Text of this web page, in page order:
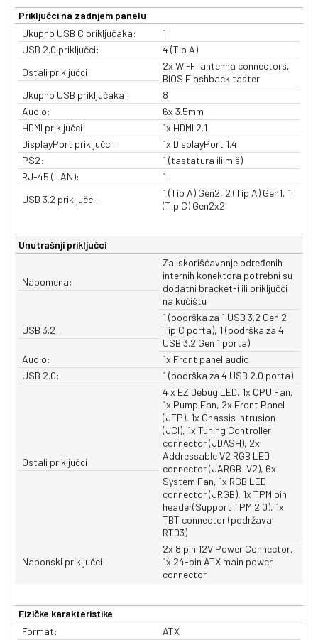
Priključci na zadnjem panelu
Ukupno USB C priključaka:
1
USB 2.0 priključci:
4 (Tip A)
Ostali priključci:
2x Wi-Fi antenna connectors,
BIOS Flashback taster
Ukupno USB priključaka:
8
Audio:
6x 3.5mm
HDMI priključci:
1x HDMI 2.1
DisplayPort priključci:
1x DisplayPort 1.4
PS2:
1 (tastatura ili miš)
RJ-45 (LAN):
1
USB 3.2 priključci:
1 (Tip A) Gen2, 2 (Tip A) Gen1, 1
(Tip C) Gen2x2
Unutrašnji priključci
Napomena:
Za iskorišćavanje određenih
internih konektora potrebni su
dodatni bracket-i ili priključci
na kućištu
USB 3.2:
1 (podrška za 1 USB 3.2 Gen 2
Tip C porta), 1 (podrška za 4
USB 3.2 Gen 1 porta)
Audio:
1x Front panel audio
USB 2.0:
1 (podrška za 4 USB 2.0 porta)
Ostali priključci:
4 x EZ Debug LED, 1x CPU Fan,
1x Pump Fan, 2x Front Panel
(JFP), 1x Chassis Intrusion
(JCI), 1x Tuning Controller
connector (JDASH), 2x
Addressable V2 RGB LED
connector (JARGB_V2), 6x
System Fan, 1x RGB LED
connector (JRGB), 1x TPM pin
header(Support TPM 2.0), 1x
TBT connector (podržava
RTD3)
Naponski priključci:
2x 8 pin 12V Power Connector,
1x 24-pin ATX main power
connector
Fizičke karakteristike
Format:
ATX